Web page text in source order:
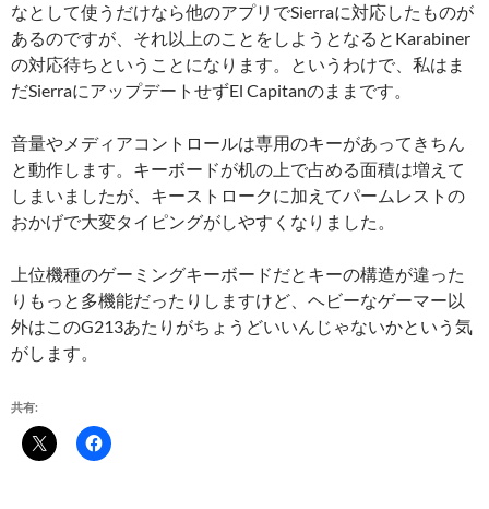
なとして使うだけなら他のアプリでSierraに対応したものが
あるのですが、それ以上のことをしようとなるとKarabiner
の対応待ちということになります。というわけで、私はま
だSierraにアップデートせずEl Capitanのままです。
音量やメディアコントロールは専用のキーがあってきちん
と動作します。キーボードが机の上で占める面積は増えて
しまいましたが、キーストロークに加えてパームレストの
おかげで大変タイピングがしやすくなりました。
上位機種のゲーミングキーボードだとキーの構造が違った
りもっと多機能だったりしますけど、ヘビーなゲーマー以
外はこのG213あたりがちょうどいいんじゃないかという気
がします。
共有: